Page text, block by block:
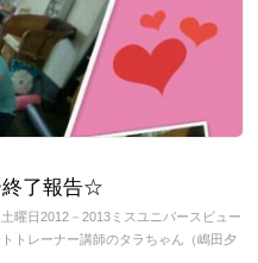
終了報告☆
曜日2012－2013ミスユニバースビュー
トレーナー講師のタラちゃん（嶋田夕